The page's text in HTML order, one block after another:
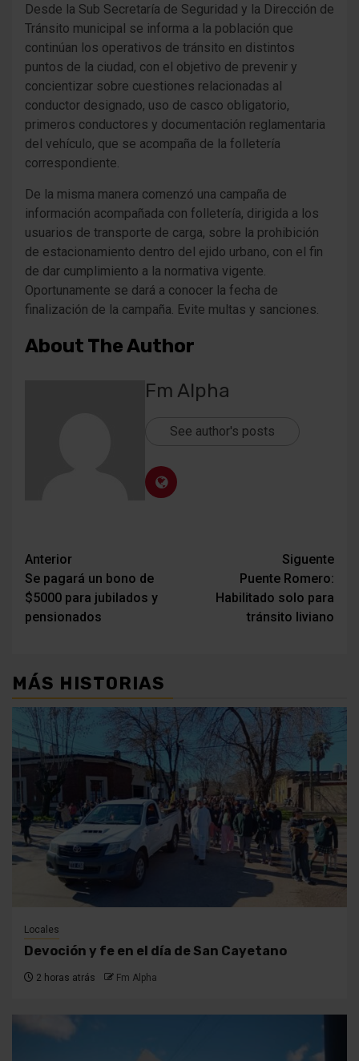
Desde la Sub Secretaría de Seguridad y la Dirección de
Tránsito municipal se informa a la población que
continúan los operativos de tránsito en distintos
puntos de la ciudad, con el objetivo de prevenir y
concientizar sobre cuestiones relacionadas al
conductor designado, uso de casco obligatorio,
primeros conductores y documentación reglamentaria
del vehículo, que se acompaña de la folletería
correspondiente.
De la misma manera comenzó una campaña de
información acompañada con folletería, dirigida a los
usuarios de transporte de carga, sobre la prohibición
de estacionamiento dentro del ejido urbano, con el fin
de dar cumplimiento a la normativa vigente.
Oportunamente se dará a conocer la fecha de
finalización de la campaña. Evite multas y sanciones.
About The Author
Fm Alpha
See author's posts
Navegación
de
entradas
Anterior
Se pagará un bono de
$5000 para jubilados y
pensionados
Siguente
Puente Romero:
Habilitado solo para
tránsito liviano
MÁS HISTORIAS
Locales
Devoción y fe en el día de San Cayetano
2 horas atrás Fm Alpha